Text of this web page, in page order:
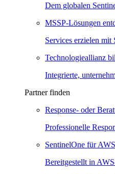
Dem globalen
MSSP-Lösungen
Services erzielen
Technologieallianz
Integrierte,
Partner finden
Response- oder
Professionelle
SentinelOne für AWS
Bereitgestellt in